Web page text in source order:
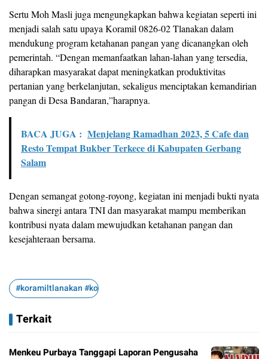
Sertu Moh Masli juga mengungkapkan bahwa kegiatan seperti ini
menjadi salah satu upaya Koramil 0826-02 Tlanakan dalam
mendukung program ketahanan pangan yang dicanangkan oleh
pemerintah. “Dengan memanfaatkan lahan-lahan yang tersedia,
diharapkan masyarakat dapat meningkatkan produktivitas
pertanian yang berkelanjutan, sekaligus menciptakan kemandirian
pangan di Desa Bandaran,”harapnya.
BACA JUGA : Menjelang Ramadhan 2023, 5 Cafe dan
Resto Tempat Bukber Terkece di Kabupaten Gerbang
Salam
Dengan semangat gotong-royong, kegiatan ini menjadi bukti nyata
bahwa sinergi antara TNI dan masyarakat mampu memberikan
kontribusi nyata dalam mewujudkan ketahanan pangan dan
kesejahteraan bersama.
#koramiltlanakan #kodimpamekasan #gotongroyong #bandaran
Terkait
Menkeu Purbaya Tanggapi Laporan Pengusaha